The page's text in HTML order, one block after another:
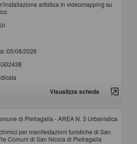
artistica in videomapping su
:05/08/2026
G02438
Visualizza scheda
di Pietragalla - AREA N. 3 Urbanistica
per manifestazioni turistiche di San
Comuni di San Nicola di Pietragalla